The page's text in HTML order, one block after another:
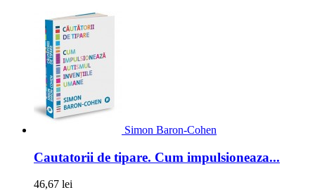
Simon Baron-Cohen
Cautatorii de tipare. Cum impulsioneaza...
46,67 lei